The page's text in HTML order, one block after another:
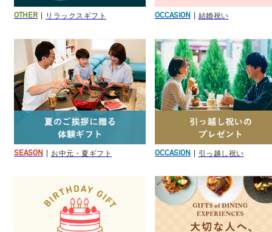
OTHER リラックスギフト OCCASION 結婚祝い
SEASON お中元・夏ギフト OCCASION 引っ越し祝い